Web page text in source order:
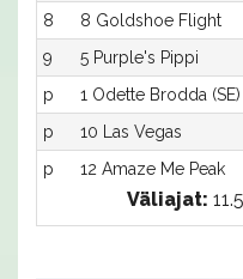
8
8 Goldshoe Flight
9
5 Purple's Pippi
p
1 Odette Brodda (SE)
p
10 Las Vegas
p
12 Amaze Me Peak
Väliajat: